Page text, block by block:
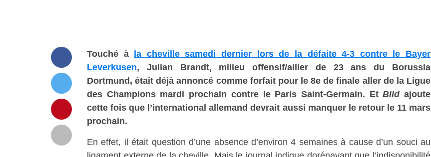
Touché à la cheville samedi dernier lors de la défaite 4-3 contre le Bayer
Leverkusen, Julian Brandt, milieu offensif/ailier de 23 ans du Borussia
Dortmund, était déjà annoncé comme forfait pour le 8e de finale aller de la Ligue
des Champions mardi prochain contre le Paris Saint-Germain. EtBildajoute
cette fois que l’international allemand devrait aussi manquer le retour le 11 mars
prochain.
En effet, il était question d’une absence d’environ 4 semaines à cause d’un souci au